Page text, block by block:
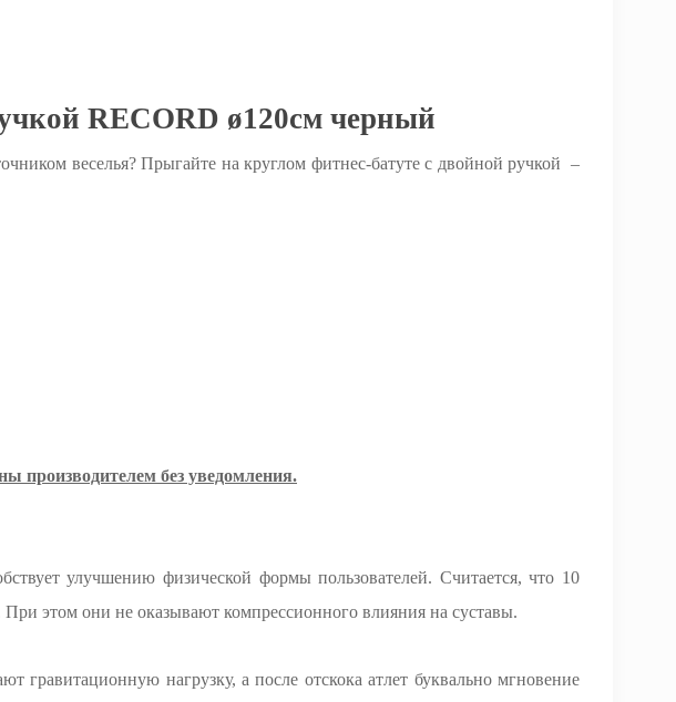
RECORD ø120см черный
веселья? Прыгайте на круглом фитнес-батуте с двойной ручкой –
производителем без уведомления.
улучшению физической формы пользователей. Считается, что 10
этом они не оказывают компрессионного влияния на суставы.
нагрузку, а после отскока атлет буквально мгновение